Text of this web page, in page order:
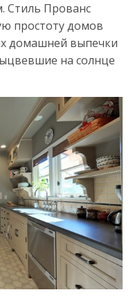
Стиль Прованс
простоту домов
домашней выпечки
на солнце